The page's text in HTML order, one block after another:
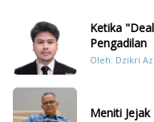
Ketika
Pengadilan
Oleh: Dzikri
Meniti